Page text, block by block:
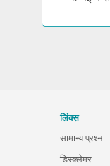
लिंक्स
सामान्य प्रश्न
डिस्क्लेमर